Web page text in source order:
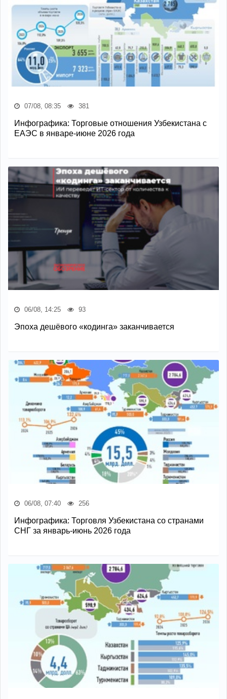
07/08, 08:35 381
Инфографика: Торговые отношения Узбекистана с
ЕАЭС в январе-июне 2026 года
06/08, 14:25 93
Эпоха дешёвого «кодинга» заканчивается
06/08, 07:40 256
Инфографика: Торговля Узбекистана со странами
СНГ за январь-июнь 2026 года